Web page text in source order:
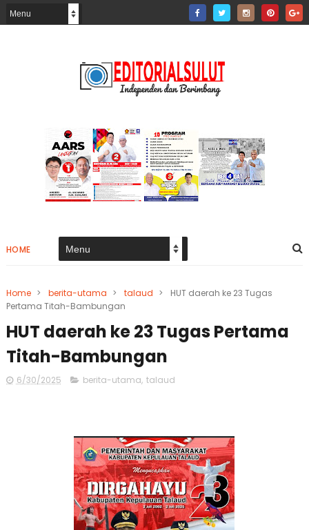
HOME
Home > berita-utama > talaud >
HUT daerah ke 23 Tugas
Pertama Titah-Bambungan
HUT daerah ke 23 Tugas Pertama
Titah-Bambungan
6/30/2025 berita-utama, talaud